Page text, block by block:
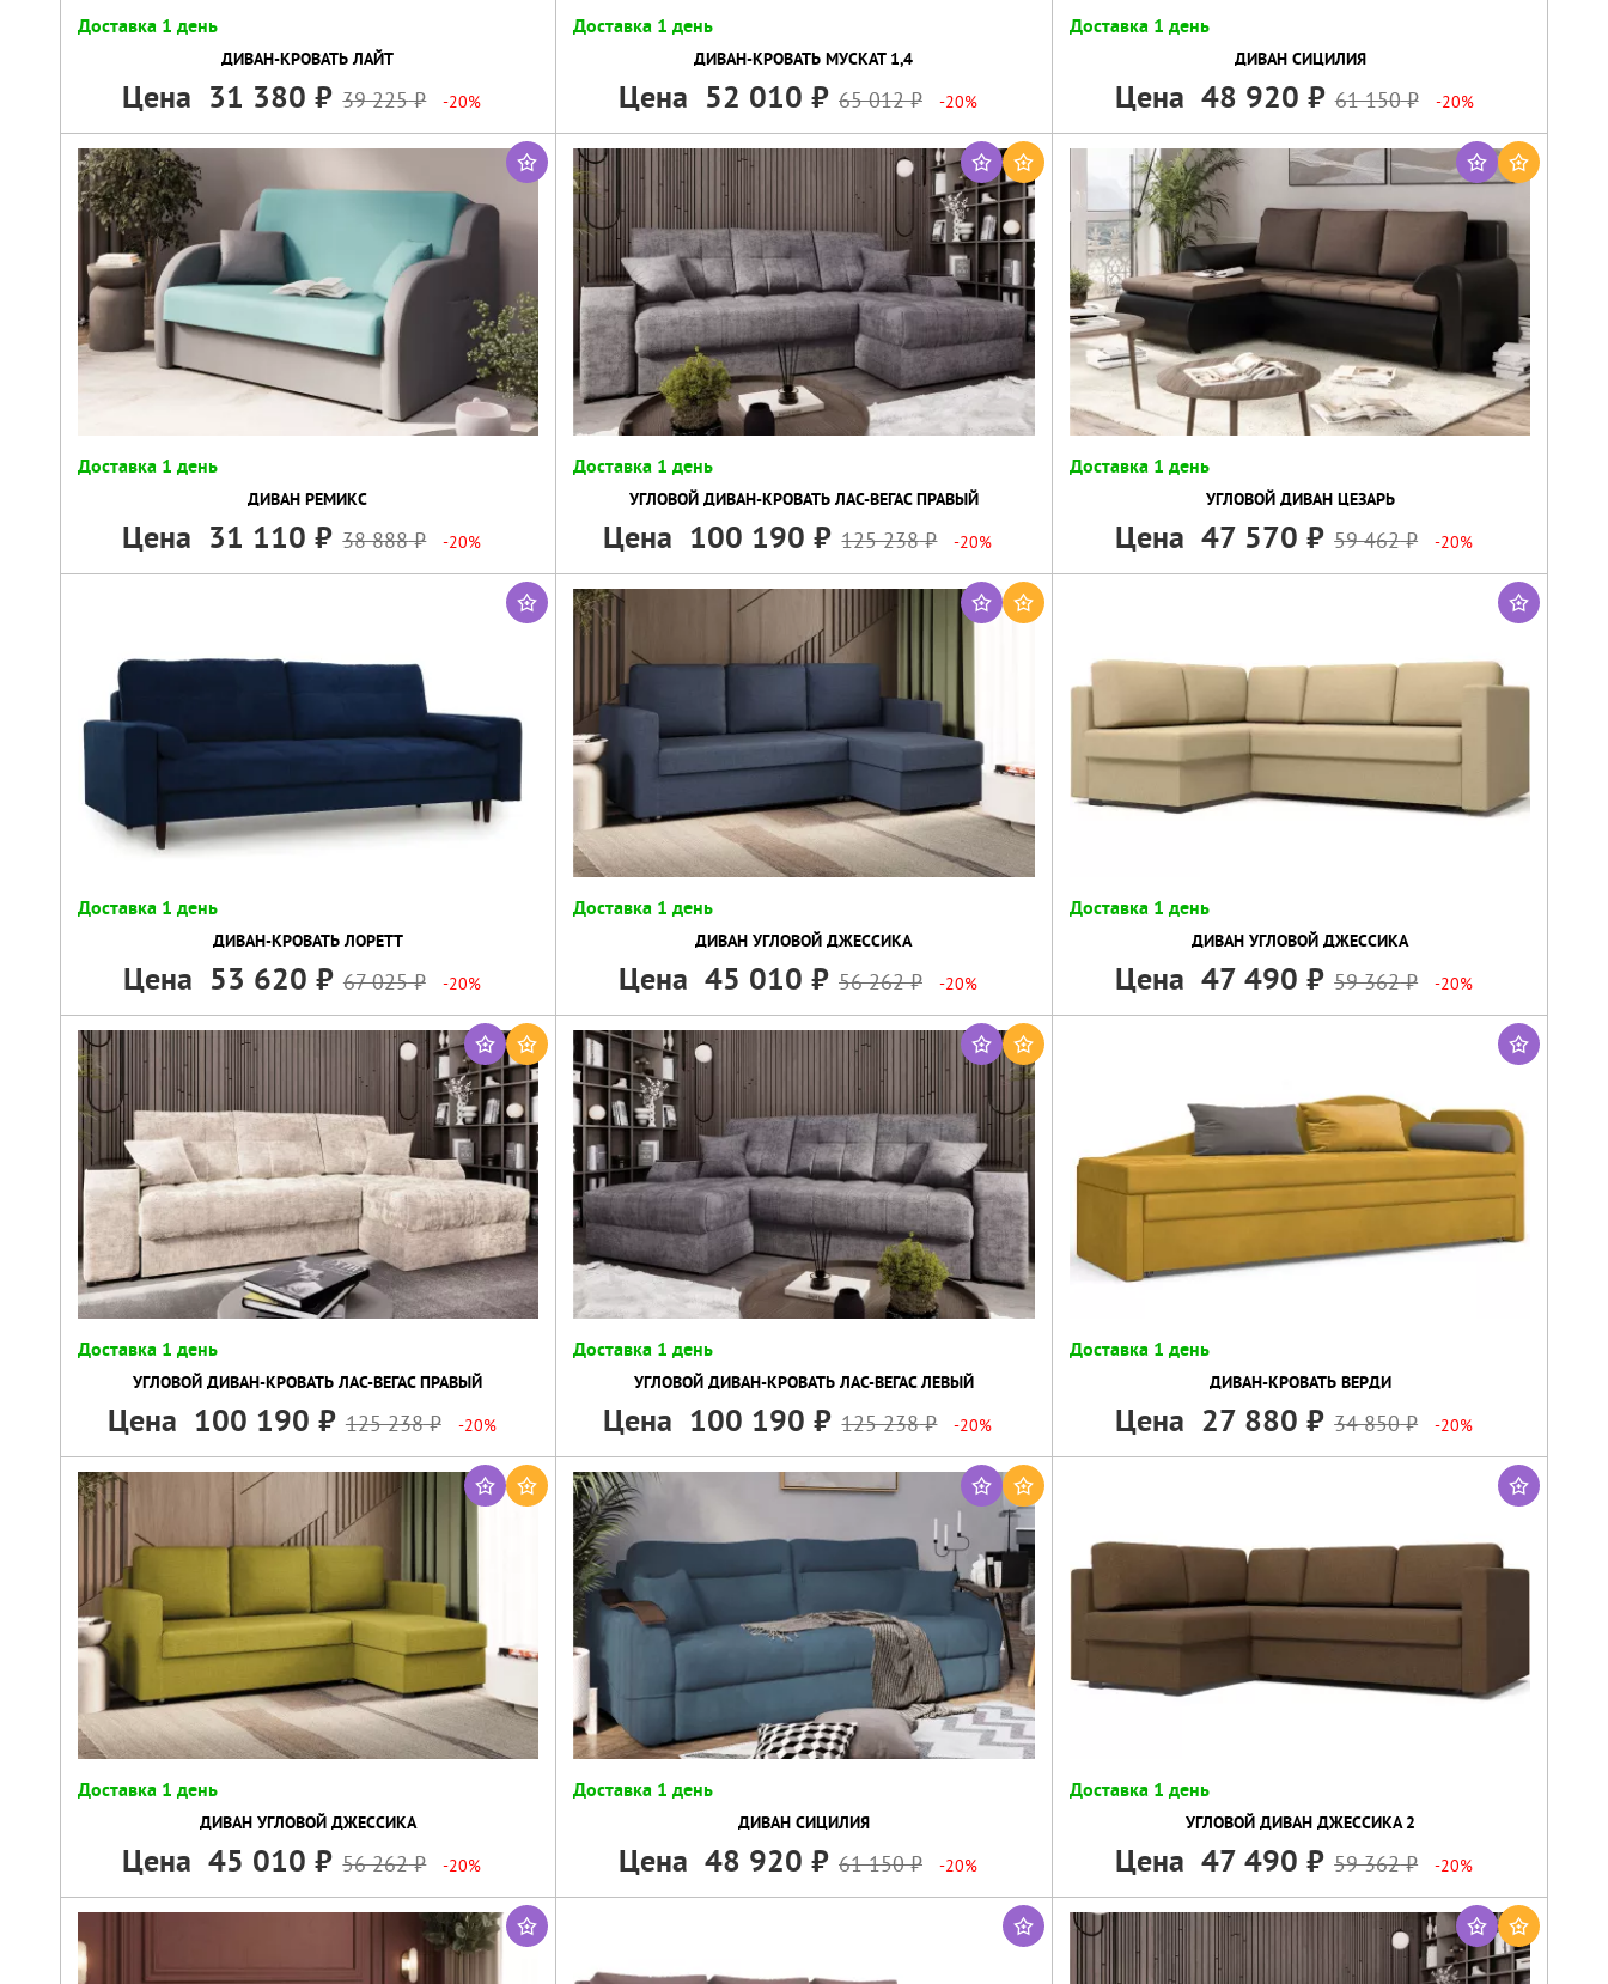
Доставка 1 день
ДИВАН-КРОВАТЬ ЛАЙТ
Цена 31 380 39 225 -20%
Доставка 1 день
ДИВАН-КРОВАТЬ МУСКАТ 1,4
Цена 52 010 65 012 -20%
Доставка 1 день
ДИВАН СИЦИЛИЯ
Цена 48 920 61 150 -20%
Доставка 1 день
ДИВАН РЕМИКС
Цена 31 110 38 888 -20%
Доставка 1 день
УГЛОВОЙ ДИВАН-КРОВАТЬ ЛАС-ВЕГАС ПРАВЫЙ
Цена 100 190 125 238 -20%
Доставка 1 день
УГЛОВОЙ ДИВАН ЦЕЗАРЬ
Цена 47 570 59 462 -20%
Доставка 1 день
ДИВАН-КРОВАТЬ ЛОРЕТТ
Цена 53 620 67 025 -20%
Доставка 1 день
ДИВАН УГЛОВОЙ ДЖЕССИКА
Цена 45 010 56 262 -20%
Доставка 1 день
ДИВАН УГЛОВОЙ ДЖЕССИКА
Цена 47 490 59 362 -20%
Доставка 1 день
УГЛОВОЙ ДИВАН-КРОВАТЬ ЛАС-ВЕГАС ПРАВЫЙ
Цена 100 190 125 238 -20%
Доставка 1 день
УГЛОВОЙ ДИВАН-КРОВАТЬ ЛАС-ВЕГАС ЛЕВЫЙ
Цена 100 190 125 238 -20%
Доставка 1 день
ДИВАН-КРОВАТЬ ВЕРДИ
Цена 27 880 34 850 -20%
Доставка 1 день
ДИВАН УГЛОВОЙ ДЖЕССИКА
Цена 45 010 56 262 -20%
Доставка 1 день
ДИВАН СИЦИЛИЯ
Цена 48 920 61 150 -20%
Доставка 1 день
УГЛОВОЙ ДИВАН ДЖЕССИКА 2
Цена 47 490 59 362 -20%